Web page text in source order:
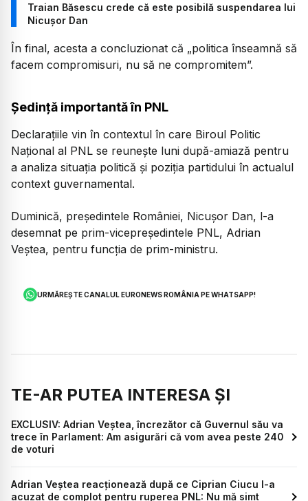
Traian Băsescu crede că este posibilă suspendarea lui
Nicușor Dan
În final, acesta a concluzionat că „politica înseamnă să
facem compromisuri, nu să ne compromitem”.
Ședință importantă în PNL
Declarațiile vin în contextul în care Biroul Politic
Național al PNL se reunește luni după-amiază pentru
a analiza situația politică și poziția partidului în actualul
context guvernamental.
Duminică, președintele României, Nicușor Dan, l-a
desemnat pe prim-vicepreședintele PNL, Adrian
Veștea, pentru funcția de prim-ministru.
URMĂREȘTE CANALUL EURONEWS ROMÂNIA PE WHATSAPP!
TE-AR PUTEA INTERESA ȘI
EXCLUSIV: Adrian Veștea, încrezător că Guvernul său va
trece în Parlament: Am asigurări că vom avea peste 240
de voturi
Adrian Veștea reacționează după ce Ciprian Ciucu l-a
acuzat de complot pentru ruperea PNL: Nu mă simt